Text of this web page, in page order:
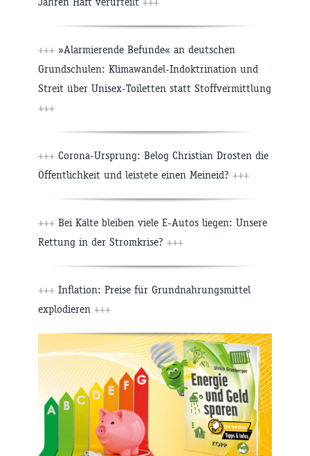
+++ »Alarmierende Befunde« an deutschen
Grundschulen: Klimawandel-Indoktrination und
Streit über Unisex-Toiletten statt Stoffvermittlung
+++
+++ Corona-Ursprung: Belog Christian Drosten die
Öffentlichkeit und leistete einen Meineid? +++
+++ Bei Kälte bleiben viele E-Autos liegen: Unsere
Rettung in der Stromkrise? +++
+++ Inflation: Preise für Grundnahrungsmittel
explodieren +++